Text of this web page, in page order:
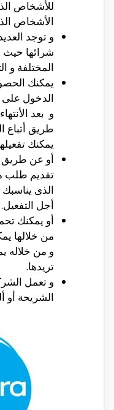
للأشخاص
الأشخاص
و توجد
شرائها حيث
المختلفة و
يمكنك
الدخول
و بعد
طريق أتباع
يمكنك
أو عن طريق
تقديم طلب
الذى
أجل التفعيل.
أو يمكنك
من خلالها
و من خلاله
تريدها.
و تعمل
الشريحة أو